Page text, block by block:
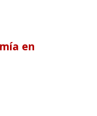
en